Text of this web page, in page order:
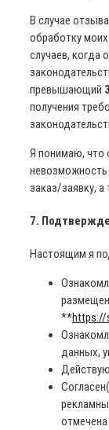
В случае
обработку
случаев, когда
превышающий
получения
Я понимаю, что
заказ/заявку, а
7.
Настоящим я
**https://
данных,